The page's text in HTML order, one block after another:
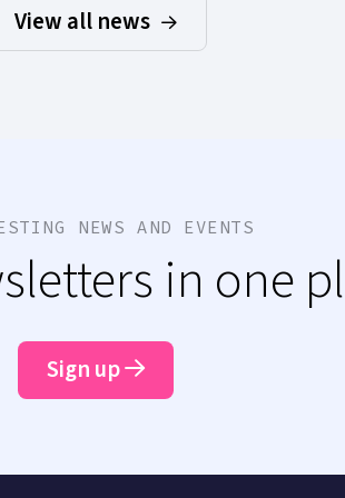
View all news
NEWS AND EVENTS
in one
Sign up